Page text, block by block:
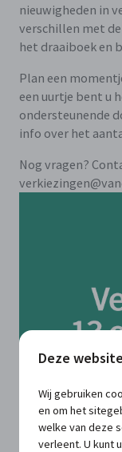
Deze
Wij gebruiken
en om het
welke van deze
verleent. U kunt
nieuwigheden in
verschillen met
het draaiboek en
Plan een
een uurtje bent u
ondersteunende
info over het
Nog vragen?